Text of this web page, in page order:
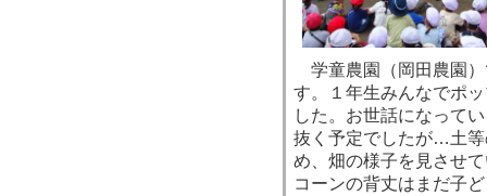
学童農園（岡田農園）
す。１年生みんなでポ
した。お世話になって
抜く予定でしたが…土
め、畑の様子を見させ
コーンの背丈はまだ子